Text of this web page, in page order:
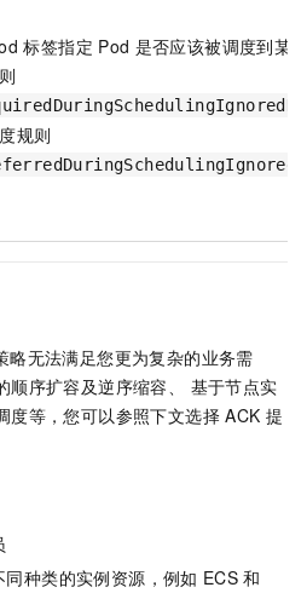
标签指定 Pod 是否应该被调度到某
规则
略无法满足您更为复杂的业务需
顺序扩容及逆序缩容、 基于节点实
度等，您可以参照下文选择 ACK 提
种类的实例资源，例如 ECS 和